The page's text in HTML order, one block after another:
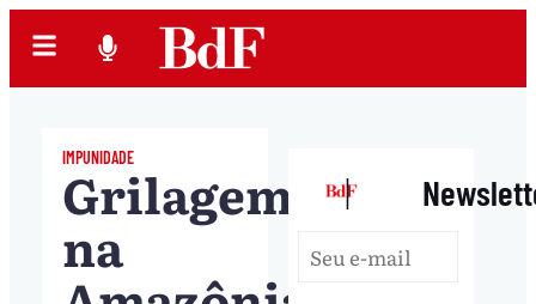
IMPUNIDADE
Grilagem
na
|